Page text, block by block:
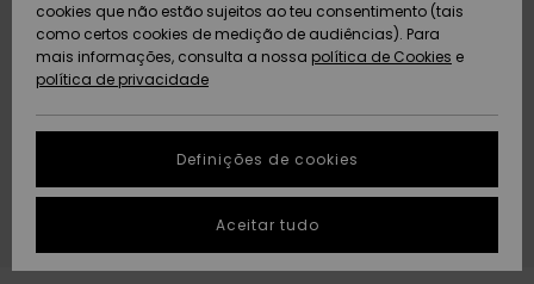
Artigos
recém-
chegados
Coleções
Artigos
recém-
chegados
Highlights
Community
AJUDA
Protecção de
dados
Guia de
tamanhos
conversa para
obteres a
resposta mais
SUSTAINABILITY
PRESENTE
cookies que não estão sujeitos ao teu consentimento (tais
como certos cookies de medição de audiências). Para
mais informações, consulta a nossa política de Cookies e
política de privacidade
Definições de cookies
Aceitar tudo